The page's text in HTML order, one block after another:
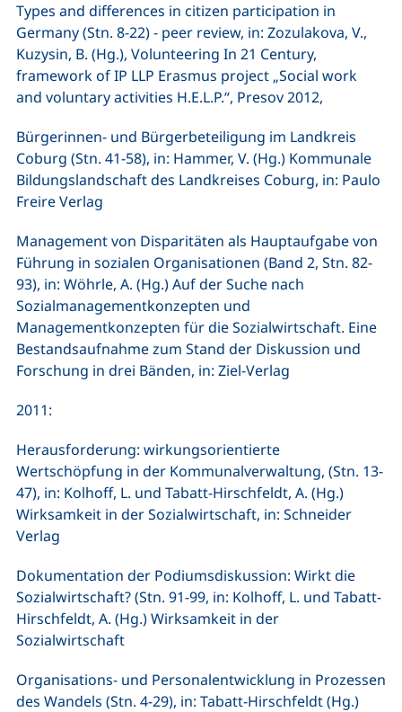
Types and differences in citizen participation in
Germany (Stn. 8-22) - peer review, in: Zozulakova, V.,
Kuzysin, B. (Hg.), Volunteering In 21 Century,
framework of IP LLP Erasmus project „Social work
and voluntary activities H.E.L.P.“, Presov 2012,
Bürgerinnen- und Bürgerbeteiligung im Landkreis
Coburg (Stn. 41-58), in: Hammer, V. (Hg.) Kommunale
Bildungslandschaft des Landkreises Coburg, in: Paulo
Freire Verlag
Management von Disparitäten als Hauptaufgabe von
Führung in sozialen Organisationen (Band 2, Stn. 82-
93), in: Wöhrle, A. (Hg.) Auf der Suche nach
Sozialmanagementkonzepten und
Managementkonzepten für die Sozialwirtschaft. Eine
Bestandsaufnahme zum Stand der Diskussion und
Forschung in drei Bänden, in: Ziel-Verlag
2011:
Herausforderung: wirkungsorientierte
Wertschöpfung in der Kommunalverwaltung, (Stn. 13-
47), in: Kolhoff, L. und Tabatt-Hirschfeldt, A. (Hg.)
Wirksamkeit in der Sozialwirtschaft, in: Schneider
Verlag
Dokumentation der Podiumsdiskussion: Wirkt die
Sozialwirtschaft? (Stn. 91-99, in: Kolhoff, L. und Tabatt-
Hirschfeldt, A. (Hg.) Wirksamkeit in der
Sozialwirtschaft
Organisations- und Personalentwicklung in Prozessen
des Wandels (Stn. 4-29), in: Tabatt-Hirschfeldt (Hg.)